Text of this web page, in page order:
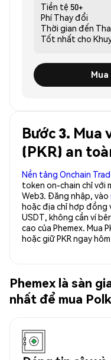
Tiền tệ 50+
Phí Thay đổi
Thời gian đến
Tốt nhất cho
Bước 3.
(PKR) an
Nền tảng Onchain
token on-chain chỉ với
Web3. Đăng nhập, vào
hoặc địa chỉ hợp đồng
USDT, không cần ví
cao của Phemex. Mua
hoặc giữ PKR ngay
Phemex là sàn
nhất để mua